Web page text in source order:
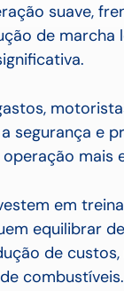
suave,
de marcha
segurança e
mais
em
equilibrar
de
combustíveis.